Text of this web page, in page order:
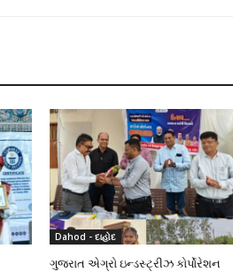
Dahod - દાહોદ
ગુજરાત એગ્રો ઇન્ડસ્ટ્રીઝ કોર્પોરેશન